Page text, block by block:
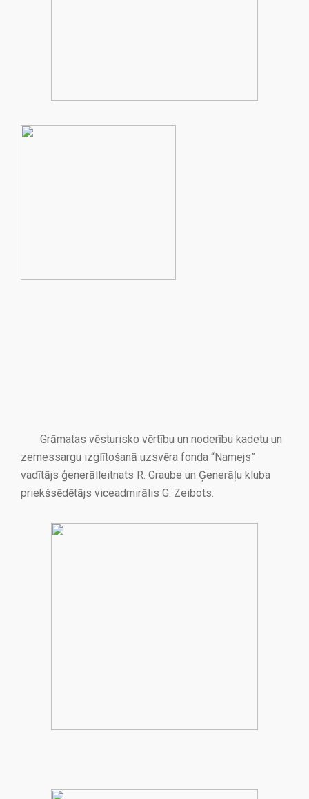
Grāmatas vēsturisko vērtību un noderību kadetu un
zemessargu izglītošanā uzsvēra fonda “Namejs”
vadītājs ģenerālleitnats R. Graube un Ģenerāļu kluba
priekšsēdētājs viceadmirālis G. Zeibots.